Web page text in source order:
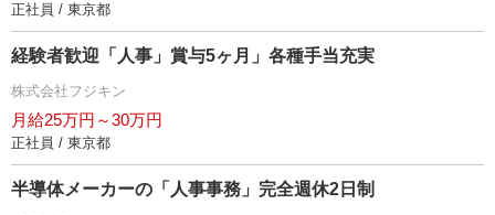
正社員 / 東京都
経験者歓迎「人事」賞与5ヶ月」各種手当充実
株式会社フジキン
月給25万円～30万円
正社員 / 東京都
半導体メーカーの「人事事務」完全週休2日制